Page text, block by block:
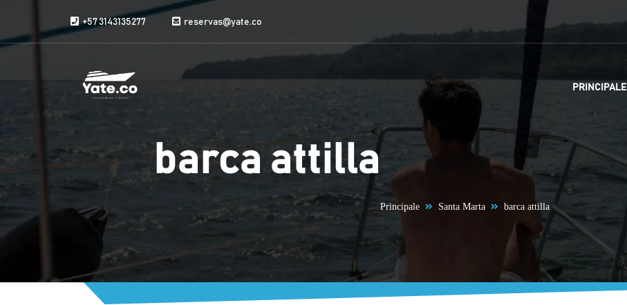
+57 3143135277 reservas@yate.co
PRINCIPALE
barca attilla
Principale Santa Marta barca attilla